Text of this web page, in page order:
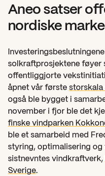
Aneo satser
nordiske
solkraftprosjektene føyer
offentliggjorte
åpnet vår første storskala
også ble bygget i
november i fjor ble det
finske vindparken
ble et samarbeid med
styring, optimalisering
sistnevntes vindkraftverk,
Sverige.